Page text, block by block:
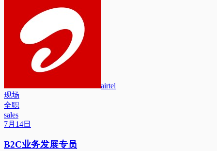
airtel
现场
全职
sales
7月14日
B2C业务发展专员